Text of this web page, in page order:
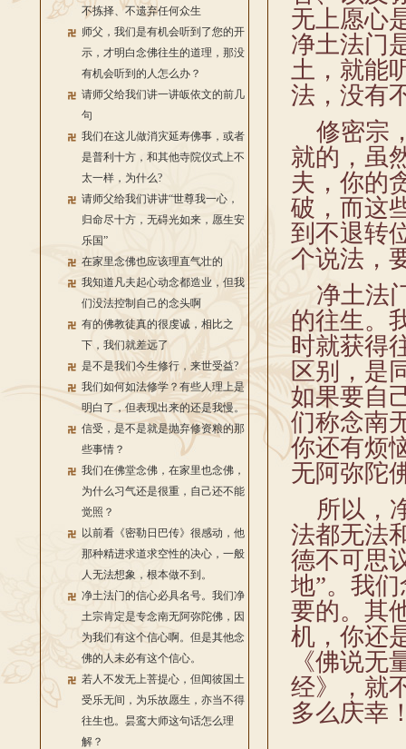
不拣择、不遗弃任何众生
师父，我们是有机会听到了您的开
示，才明白念佛往生的道理，那没
有机会听到的人怎么办？
请师父给我们讲一讲皈依文的前几
句
我们在这儿做消灾延寿佛事，或者
是普利十方，和其他寺院仪式上不
太一样，为什么?
请师父给我们讲讲“世尊我一心，
归命尽十方，无碍光如来，愿生安
乐国”
在家里念佛也应该理直气壮的
我知道凡夫起心动念都造业，但我
们没法控制自己的念头啊
有的佛教徒真的很虔诚，相比之
下，我们就差远了
是不是我们今生修行，来世受益?
我们如何如法修学？有些人理上是
明白了，但表现出来的还是我慢。
信受，是不是就是抛弃修资粮的那
些事情？
我们在佛堂念佛，在家里也念佛，
为什么习气还是很重，自己还不能
觉照？
以前看《密勒日巴传》很感动，他
那种精进求道求空性的决心，一般
人无法想象，根本做不到。
净土法门的信心必具名号。我们净
土宗肯定是专念南无阿弥陀佛，因
为我们有这个信心啊。但是其他念
佛的人未必有这个信心。
若人不发无上菩提心，但闻彼国土
受乐无间，为乐故愿生，亦当不得
往生也。昙鸾大师这句话怎么理
解？
无上愿心
净土法门
土，就能
法，没有
修密宗
就的，虽
夫，你的
破，而这
到不退转
个说法，
净土法
的往生。
时就获得
区别，是
如果要自
们称念南
你还有烦
无阿弥陀
所以，
法都无法
德不可思
地”。我
要的。其
机，你还
《佛说
经》，就
多么庆幸